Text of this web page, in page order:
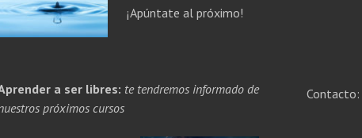
¡Apúntate al próximo!
a ser libres: te tendremos informado de
próximos cursos
Contacto: